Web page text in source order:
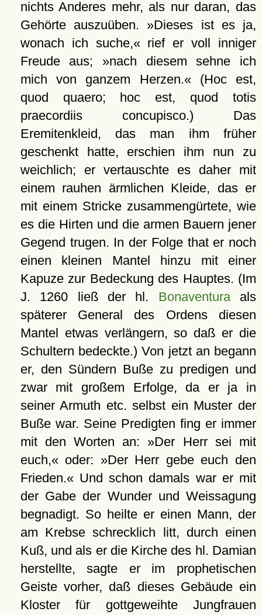
nichts Anderes mehr, als nur daran, das
Gehörte auszuüben. »Dieses ist es ja,
wonach ich suche,« rief er voll inniger
Freude aus; »nach diesem sehne ich
mich von ganzem Herzen.« (Hoc est,
quod quaero; hoc est, quod totis
praecordiis concupisco.) Das
Eremitenkleid, das man ihm früher
geschenkt hatte, erschien ihm nun zu
weichlich; er vertauschte es daher mit
einem rauhen ärmlichen Kleide, das er
mit einem Stricke zusammengürtete, wie
es die Hirten und die armen Bauern jener
Gegend trugen. In der Folge that er noch
einen kleinen Mantel hinzu mit einer
Kapuze zur Bedeckung des Hauptes. (Im
J. 1260 ließ der hl. Bonaventuraals
späterer General des Ordens diesen
Mantel etwas verlängern, so daß er die
Schultern bedeckte.) Von jetzt an begann
er, den Sündern Buße zu predigen und
zwar mit großem Erfolge, da er ja in
seiner Armuth etc. selbst ein Muster der
Buße war. Seine Predigten fing er immer
mit den Worten an: »Der Herr sei mit
euch,« oder: »Der Herr gebe euch den
Frieden.« Und schon damals war er mit
der Gabe der Wunder und Weissagung
begnadigt. So heilte er einen Mann, der
am Krebse schrecklich litt, durch einen
Kuß, und als er die Kirche des hl. Damian
herstellte, sagte er im prophetischen
Geiste vorher, daß dieses Gebäude ein
Kloster für gottgeweihte Jungfrauen